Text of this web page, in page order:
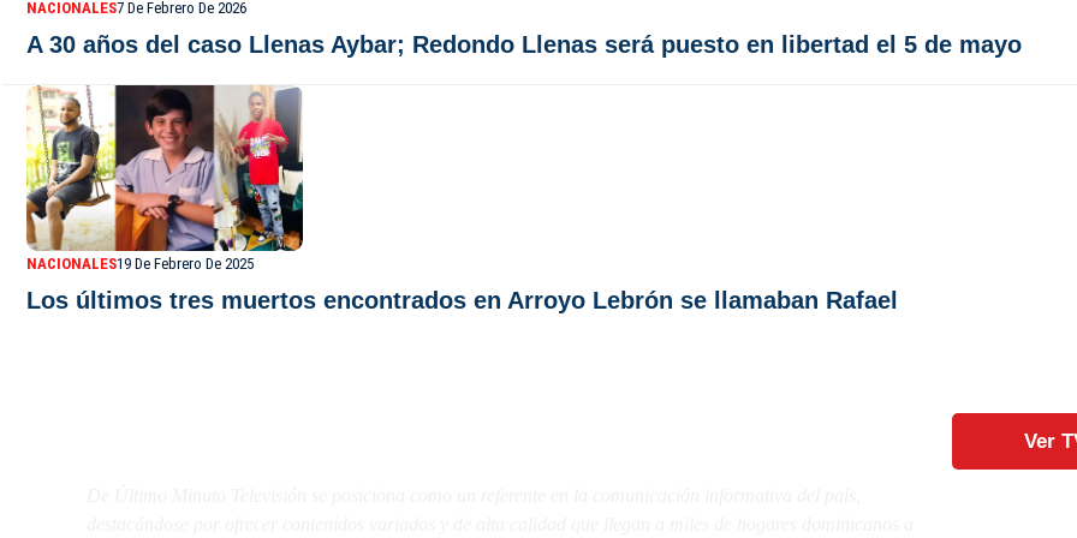
NACIONALES7 De Febrero De 2026
A 30 años del caso Llenas Aybar; Redondo Llenas será puesto en libertad el 5 de mayo
NACIONALES19 De Febrero De 2025
Los últimos tres muertos encontrados en Arroyo Lebrón se llamaban Rafael
Ver